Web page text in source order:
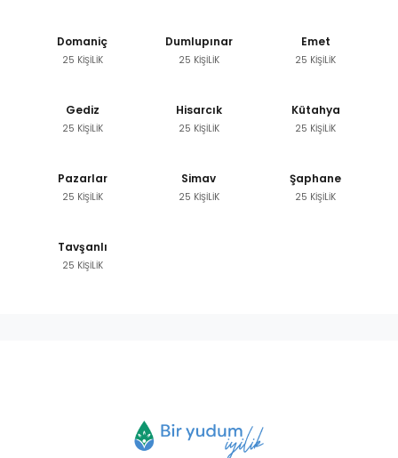
Domaniç
25 KİŞİLİK
Dumlupınar
25 KİŞİLİK
Emet
25 KİŞİLİK
Gediz
25 KİŞİLİK
Hisarcık
25 KİŞİLİK
Kütahya
25 KİŞİLİK
Pazarlar
25 KİŞİLİK
Simav
25 KİŞİLİK
Şaphane
25 KİŞİLİK
Tavşanlı
25 KİŞİLİK